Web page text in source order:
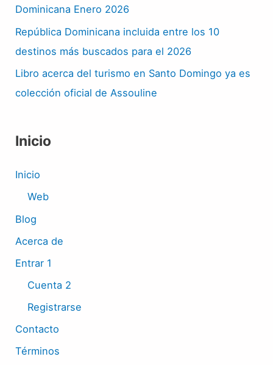
Dominicana Enero 2026
República Dominicana incluida entre los 10
destinos más buscados para el 2026
Libro acerca del turismo en Santo Domingo ya es
colección oficial de Assouline
Inicio
Inicio
Web
Blog
Acerca de
Entrar 1
Cuenta 2
Registrarse
Contacto
Términos